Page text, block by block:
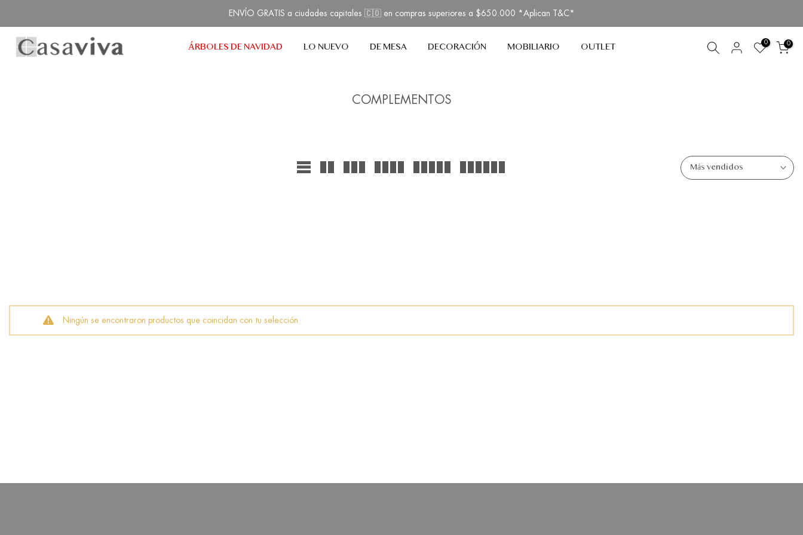
al
contenido
ENVÍO GRATIS a ciudades capitales 🇨🇴 en compras superiores a $650.000 *Aplican T&C*
ÁRBOLES DE NAVIDAD LO NUEVO DE MESA DECORACIÓN MOBILIARIO OUTLET 0 0
COMPLEMENTOS
Más vendidos
Ningún se encontraron productos que coincidan con tu selección.